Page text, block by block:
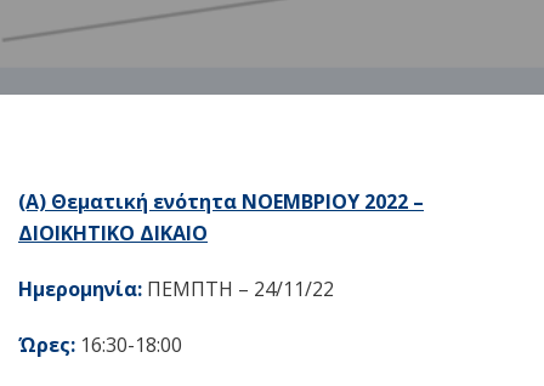
(Α) Θεματική ενότητα ΝΟΕΜΒΡΙΟΥ 2022 –
ΔΙΟΙΚΗΤΙΚΟ ΔΙΚΑΙΟ
Ημερομηνία: ΠΕΜΠΤΗ – 24/11/22
Ώρες: 16:30-18:00